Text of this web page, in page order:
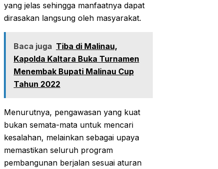
yang jelas sehingga manfaatnya dapat
dirasakan langsung oleh masyarakat.
Baca juga Tiba di Malinau,
Kapolda Kaltara Buka Turnamen
Menembak Bupati Malinau Cup
Tahun 2022
Menurutnya, pengawasan yang kuat
bukan semata-mata untuk mencari
kesalahan, melainkan sebagai upaya
memastikan seluruh program
pembangunan berjalan sesuai aturan